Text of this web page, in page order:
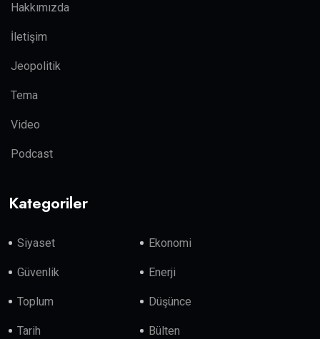
Hakkımızda
İletişim
Jeopolitik
Tema
Video
Podcast
Kategoriler
Siyaset Ekonomi
Güvenlik Enerji
Toplum Düşünce
Tarih Bülten